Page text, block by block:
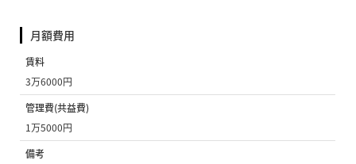
月額費用
賃料
3万6000円
管理費(共益費)
1万5000円
備考